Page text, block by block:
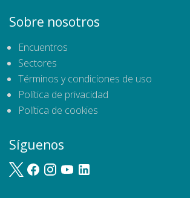
Sobre nosotros
Encuentros
Sectores
Términos y condiciones de uso
Política de privacidad
Política de cookies
Síguenos